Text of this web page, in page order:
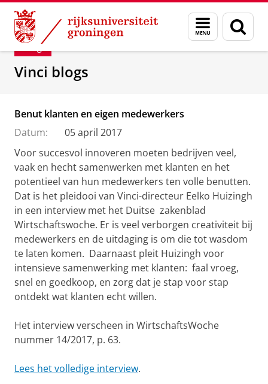
Skip
Content
Skip
Navigation
Menu
en
zoeken
Department of Innovation Management &
Blog
Vinci blogs
Benut klanten en eigen medewerkers
Datum:
05 april 2017
Voor succesvol innoveren moeten bedrijven veel,
vaak en hecht samenwerken met klanten en het
potentieel van hun medewerkers ten volle benutten.
Dat is het pleidooi van Vinci-directeur Eelko Huizingh
in een interview met het Duitse zakenblad
Wirtschaftswoche. Er is veel verborgen creativiteit bij
medewerkers en de uitdaging is om die tot wasdom
te laten komen. Daarnaast pleit Huizingh voor
intensieve samenwerking met klanten: faal vroeg,
snel en goedkoop, en zorg dat je stap voor stap
ontdekt wat klanten echt willen.
Het interview verscheen in WirtschaftsWoche
nummer 14/2017, p. 63.
Lees het volledige interview.